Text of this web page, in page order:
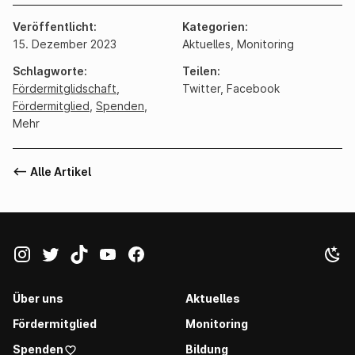
Veröffentlicht
15. Dezember 2023
Kategorien
Aktuelles, Monitoring
Schlagworte
Fördermitglidschaft
Fördermitglied Spenden
Mehr
Teilen
Twitter, Facebook
<-- Alle Artikel
Über uns
Fördermitglied
Spenden
Aktuelles
Monitoring
Bildung